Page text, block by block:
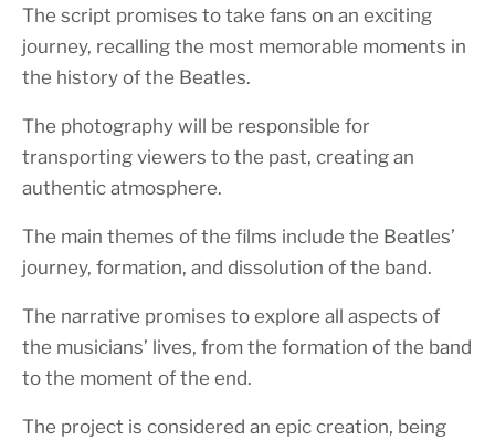
The script promises to take fans on an exciting
journey, recalling the most memorable moments in
the history of the Beatles.
The photography will be responsible for
transporting viewers to the past, creating an
authentic atmosphere.
The main themes of the films include the Beatles’
journey, formation, and dissolution of the band.
The narrative promises to explore all aspects of
the musicians’ lives, from the formation of the band
to the moment of the end.
The project is considered an epic creation, being